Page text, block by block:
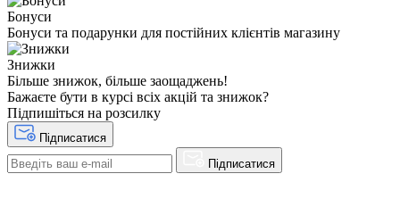
Бонуси
Бонуси та подарунки для постійних клієнтів магазину
Знижки
Більше знижок, більше заощаджень!
Бажаєте бути в курсі всіх акцій та знижок?
Підпишіться на розсилку
Підписатися
Підписатися